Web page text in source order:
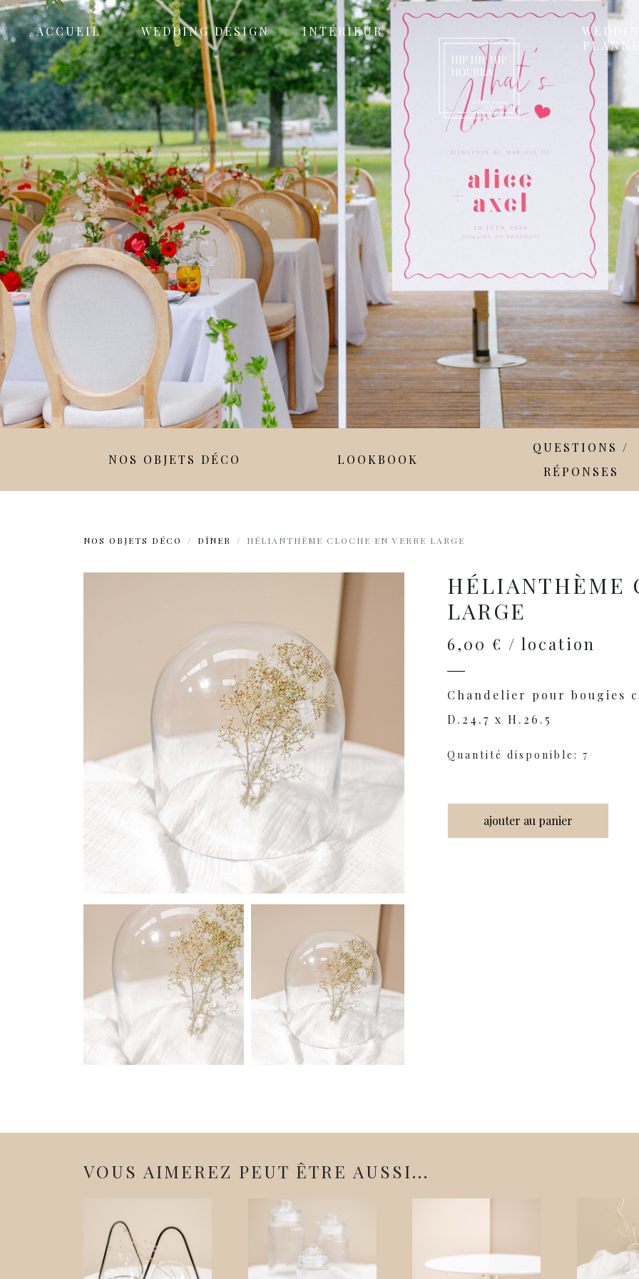
ACCUEIL WEDDING DESIGN INTÉRIEUR
NOS OBJETS DÉCO LOOKBOOK
QUESTIONS /
RÉPONSES
NOS OBJETS DÉCO DÎNER HÉLIANTHÈME CLOCHE EN VERRE LARGE
HÉLIANTHÈME
LARGE
6,00 € / location
Chandelier pour bougies
D.24.7 x H.26.5
Quantité disponible: 7
ajouter au panier
VOUS AIMEREZ PEUT ÊTRE AUSSI...